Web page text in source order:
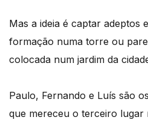
Mas a ideia é captar adeptos
formação numa torre ou
colocada num jardim da
Paulo, Fernando e Luís são
que mereceu o terceiro lugar